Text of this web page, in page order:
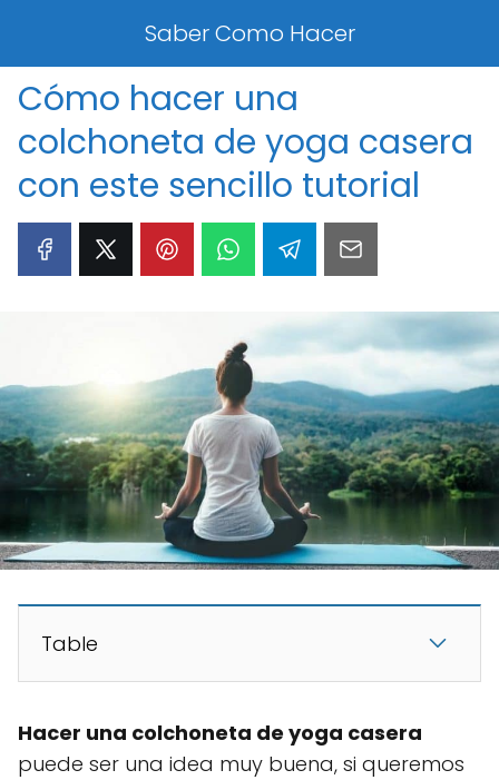
Saber Como Hacer
Cómo hacer una
colchoneta de yoga casera
con este sencillo tutorial
Table
Hacer una colchoneta de yoga casera
puede ser una idea muy buena, si queremos